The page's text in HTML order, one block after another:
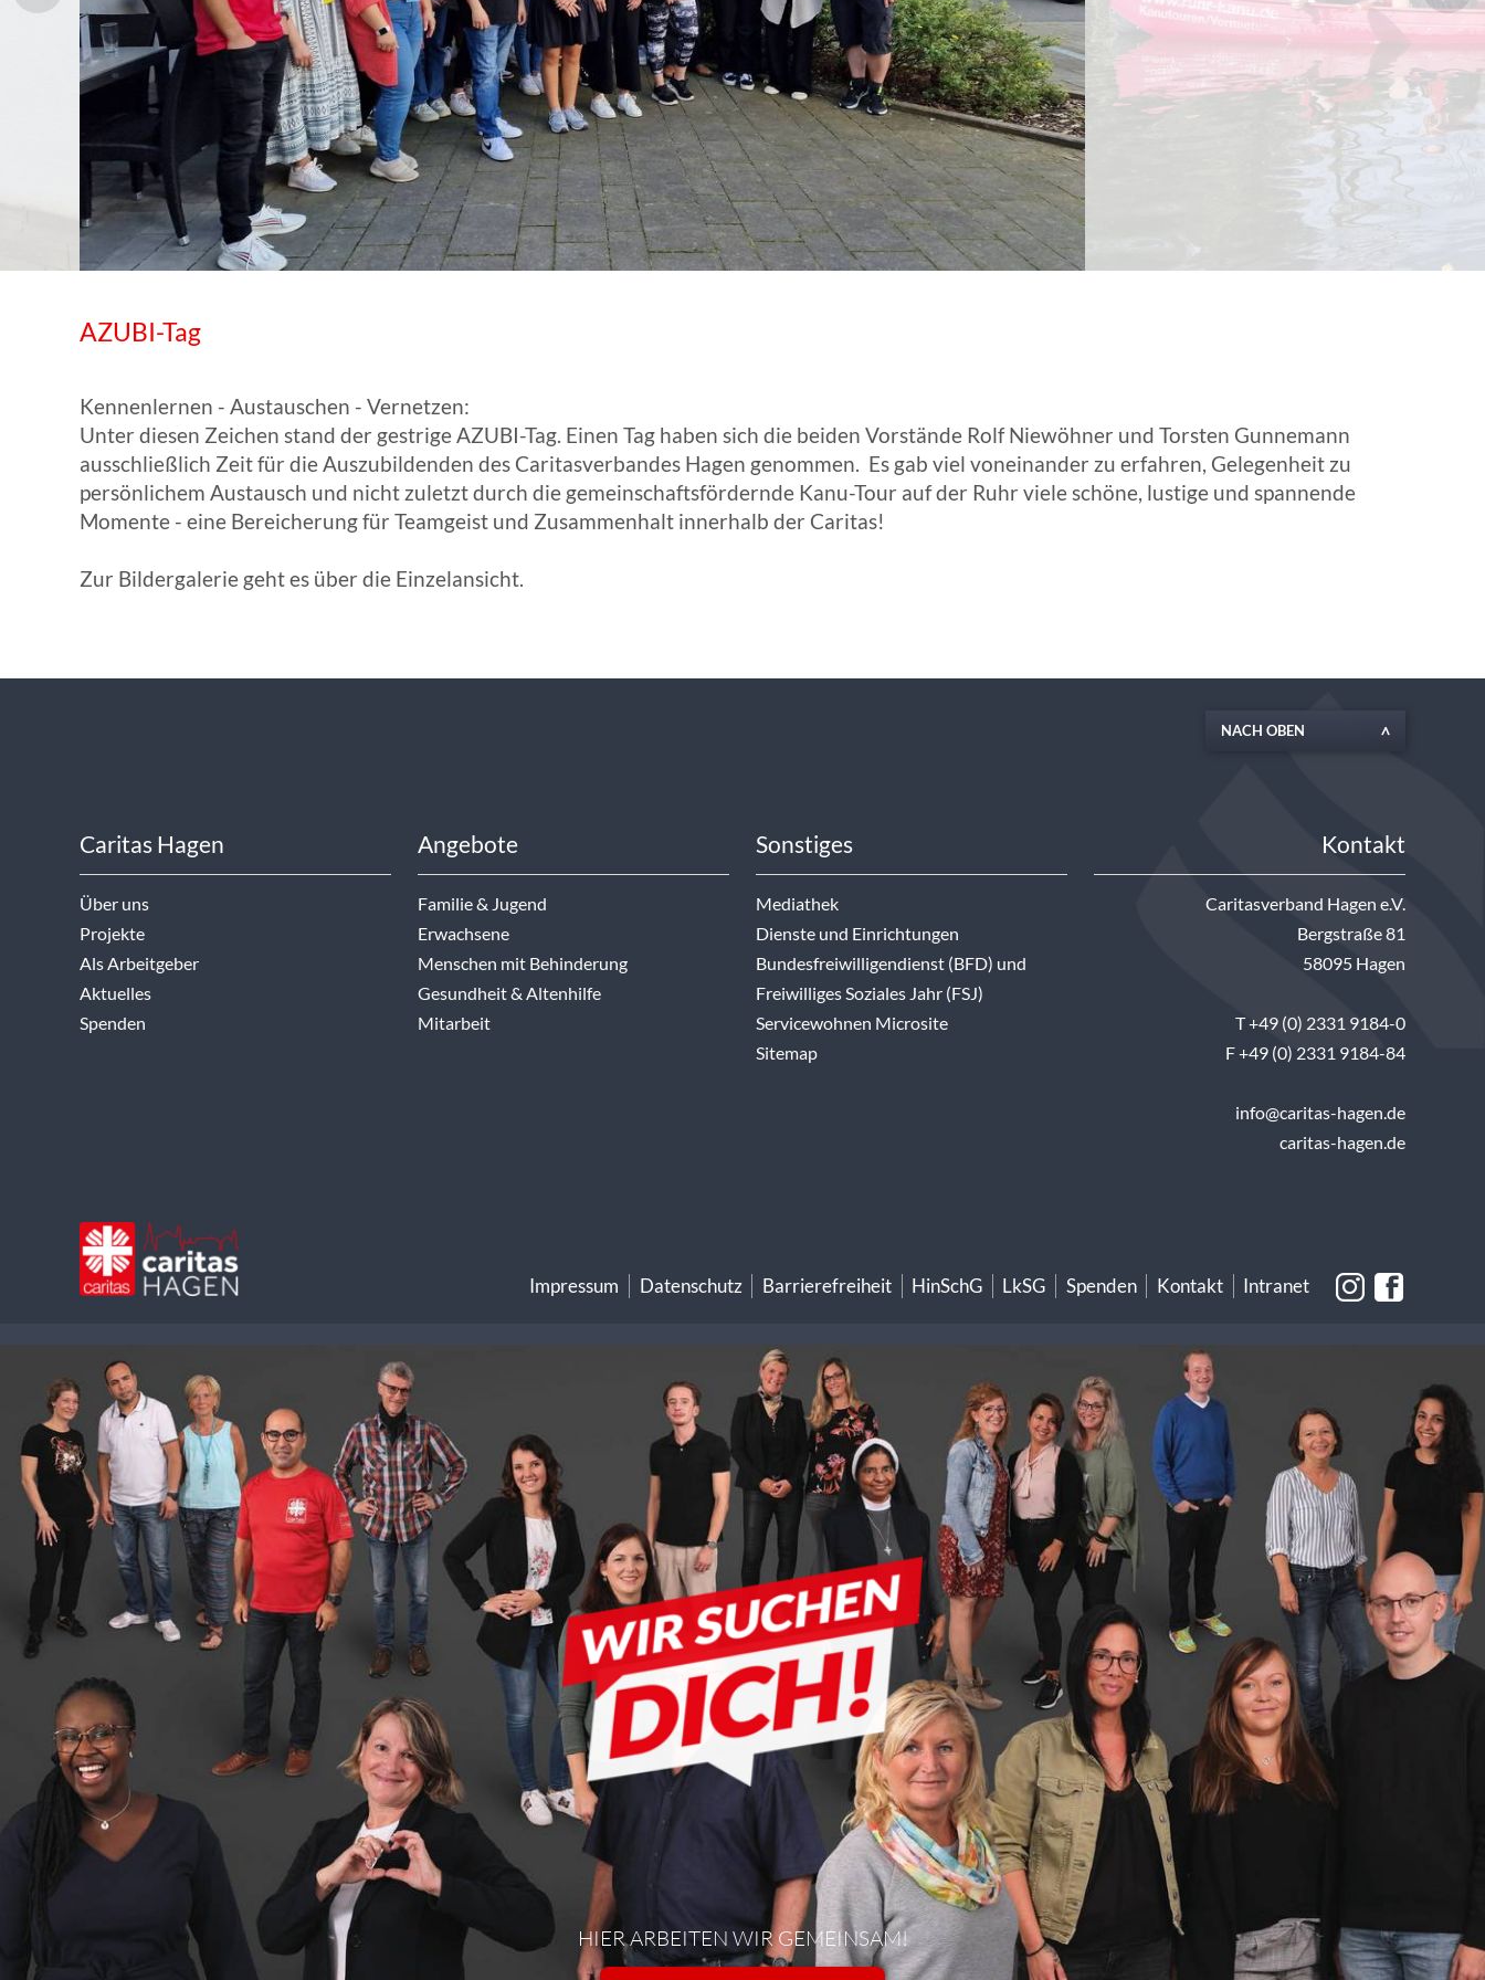
WISSENSWERTES IN ZAHLEN ANGESCHLOSSENE UNTERNEHMEN | FACHVERBÄNDE
AZUBI-Tag
Kennenlernen - Austauschen - Vernetzen:
Unter diesen Zeichen stand der gestrige AZUBI-Tag. Einen Tag haben sich die beiden Vorstände Rolf Niewöhner und Torsten Gunnemann
ausschließlich Zeit für die Auszubildenden des Caritasverbandes Hagen genommen. Es gab viel voneinander zu erfahren, Gelegenheit zu
persönlichem Austausch und nicht zuletzt durch die gemeinschaftsfördernde Kanu-Tour auf der Ruhr viele schöne, lustige und spannende
Momente - eine Bereicherung für Teamgeist und Zusammenhalt innerhalb der Caritas!
Zur Bildergalerie geht es über die Einzelansicht.
NACH OBEN
Caritas Hagen
Über uns
Projekte
Als Arbeitgeber
Aktuelles
Spenden
Angebote
Familie & Jugend
Erwachsene
Menschen mit Behinderung
Gesundheit & Altenhilfe
Mitarbeit
Sonstiges
Mediathek
Dienste und Einrichtungen
Bundesfreiwilligendienst (BFD) und
Freiwilliges Soziales Jahr (FSJ)
Servicewohnen Microsite
Sitemap
Kontakt
Caritasverband Hagen e.V.
Bergstraße 81
58095 Hagen
T +49 (0) 2331 9184-0
F +49 (0) 2331 9184-84
info@caritas-hagen.de
caritas-hagen.de
Impressum Datenschutz Barrierefreiheit HinSchG LkSG Spenden Kontakt Intranet
HIER ARBEITEN WIR GEMEINSAM!